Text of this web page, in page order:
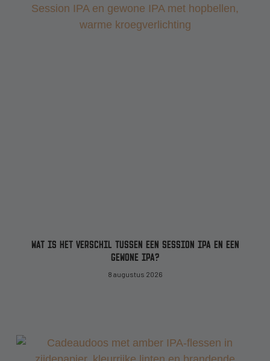
WAT IS HET VERSCHIL TUSSEN EEN SESSION IPA EN EEN
GEWONE IPA?
8 augustus 2026